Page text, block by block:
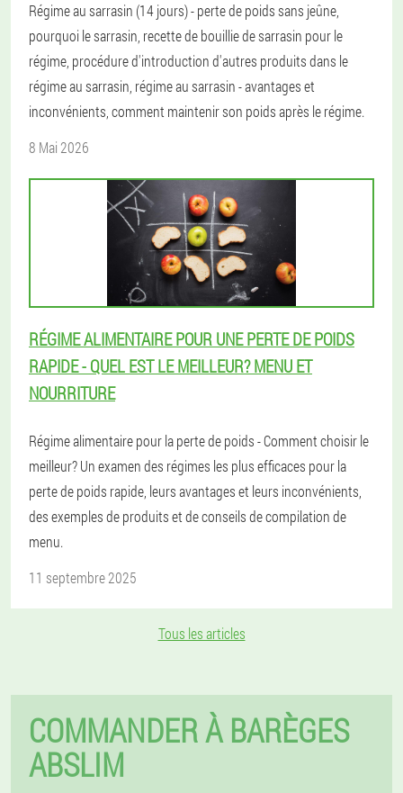
Régime au sarrasin (14 jours) - perte de poids sans jeûne,
pourquoi le sarrasin, recette de bouillie de sarrasin pour le
régime, procédure d'introduction d'autres produits dans le
régime au sarrasin, régime au sarrasin - avantages et
inconvénients, comment maintenir son poids après le régime.
8 Mai 2026
RÉGIME ALIMENTAIRE POUR UNE PERTE DE POIDS
RAPIDE - QUEL EST LE MEILLEUR? MENU ET
NOURRITURE
Régime alimentaire pour la perte de poids - Comment choisir le
meilleur? Un examen des régimes les plus efficaces pour la
perte de poids rapide, leurs avantages et leurs inconvénients,
des exemples de produits et de conseils de compilation de
menu.
11 septembre 2025
Tous les articles
COMMANDER À BARÈGES
ABSLIM